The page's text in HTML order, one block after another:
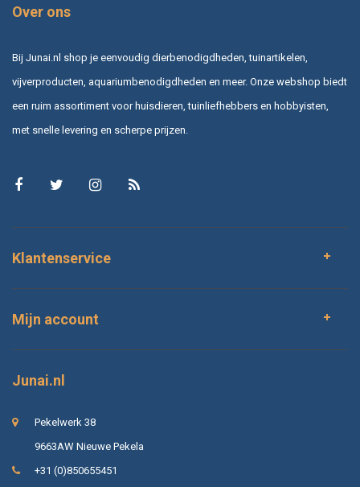
Over ons
Bij Junai.nl shop je eenvoudig dierbenodigdheden, tuinartikelen,
vijverproducten, aquariumbenodigdheden en meer. Onze webshop biedt
een ruim assortiment voor huisdieren, tuinliefhebbers en hobbyisten,
met snelle levering en scherpe prijzen.
Klantenservice
Mijn account
Junai.nl
Pekelwerk 38
9663AW Nieuwe Pekela
+31 (0)850655451